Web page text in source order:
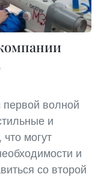
волной
и
могут
и
со второй